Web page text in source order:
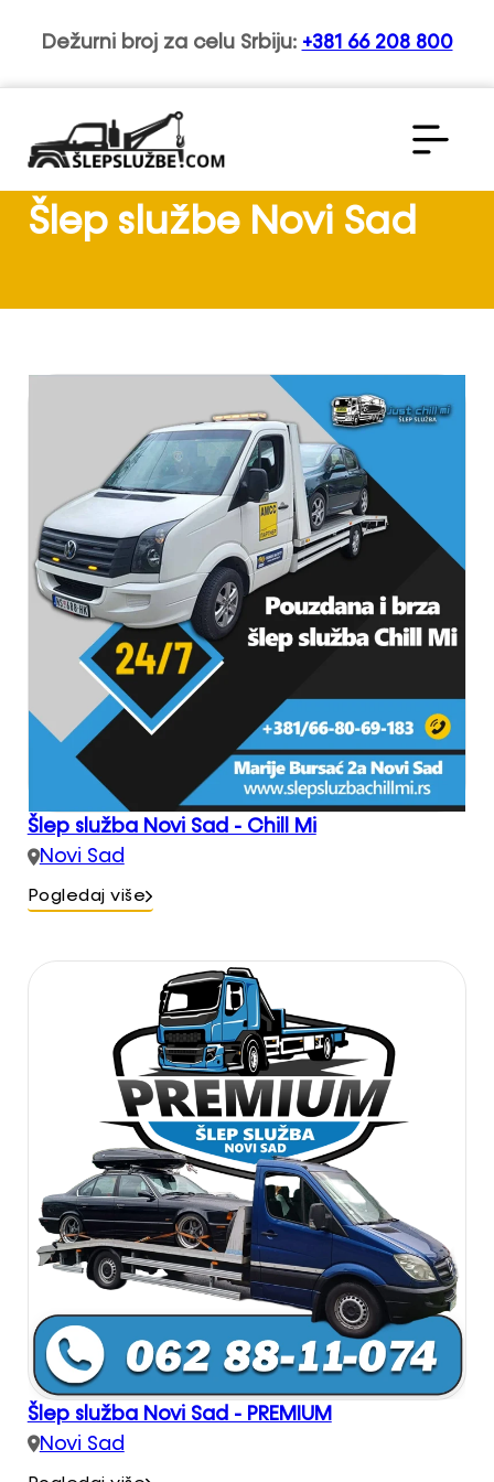
Dežurni broj za celu Srbiju: +381 66 208 800
Šlep službe Novi Sad
Šlep služba Novi Sad - Chill Mi
Novi Sad
Pogledaj više
Šlep služba Novi Sad - PREMIUM
Novi Sad